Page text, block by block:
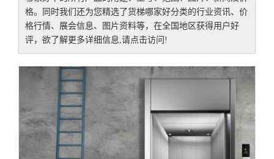
格。同时我们还为您精选了 货梯哪家好分类的行业资讯、价
格行情、展会信息、图片资料等，在全国地区获得用户好
评，欲了解更多详细信息,请点击访问!